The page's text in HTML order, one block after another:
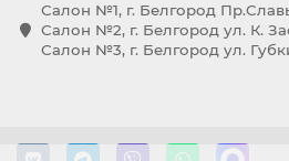
Салон №1, г. Белгород
Салон №2, г. Белгород ул. К.
Салон №3, г. Белгород ул.